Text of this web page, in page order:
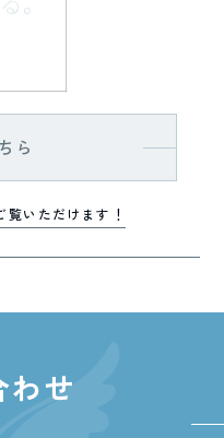
ら
覧いただけます！
わせ